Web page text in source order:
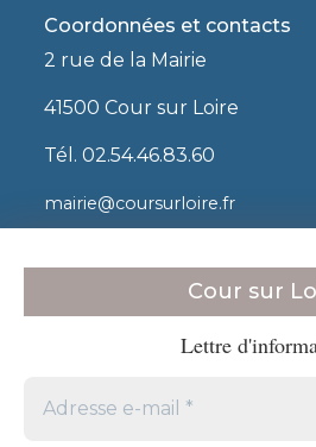
Cour sur
Lettre
Coordonnées et contacts
2 rue de la Mairie
41500 Cour sur Loire
Tél. 02.54.46.83.60
mairie@coursurloire.fr
Mardi de 10h à 12h